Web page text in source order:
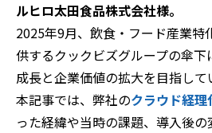
ルヒロ太田食品株式会社様。
2025年9月、飲食・フード産業特
供するクックビズグループの傘
成長と企業価値の拡大を目指して
本記事では、弊社のクラウド経
った経緯や当時の課題、導入後